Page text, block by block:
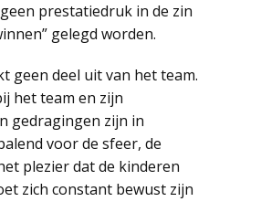
prestatiedruk in de zin
gelegd worden.
geen deel uit van het team.
het team en zijn
gedragingen zijn in
voor de sfeer, de
plezier dat de kinderen
zich constant bewust zijn